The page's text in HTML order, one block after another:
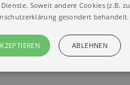
Soweit andere Cookies (z.B.
gesondert behandelt.
ABLEHNEN